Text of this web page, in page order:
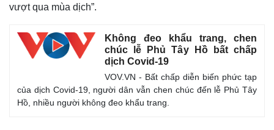
vượt qua mùa dịch”.
Không đeo khẩu trang, chen
chúc lễ Phủ Tây Hồ bất chấp
dịch Covid-19
VOV.VN - Bất chấp diễn biến phức tạp
của dịch Covid-19, người dân vẫn chen chúc đến lễ Phủ Tây
Hồ, nhiều người không đeo khẩu trang.